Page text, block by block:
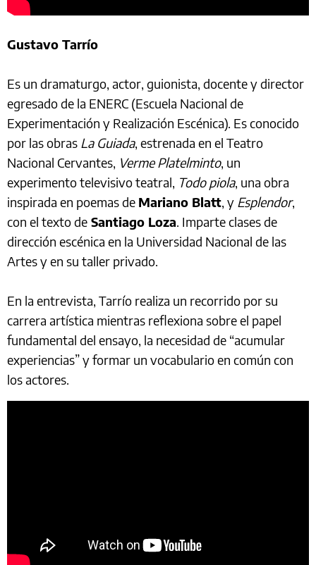
Gustavo Tarrío
Es un dramaturgo, actor, guionista, docente y director
egresado de la ENERC (Escuela Nacional de
Experimentación y Realización Escénica). Es conocido
por las obras La Guiada, estrenada en el Teatro
Nacional Cervantes, Verme Platelminto, un
experimento televisivo teatral, Todo piola, una obra
inspirada en poemas de Mariano Blatt, y Esplendor,
con el texto de Santiago Loza. Imparte clases de
dirección escénica en la Universidad Nacional de las
Artes y en su taller privado.
En la entrevista, Tarrío realiza un recorrido por su
carrera artística mientras reflexiona sobre el papel
fundamental del ensayo, la necesidad de “acumular
experiencias” y formar un vocabulario en común con
los actores.